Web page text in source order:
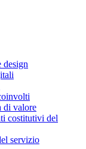
design
di valore
costitutivi del
servizio